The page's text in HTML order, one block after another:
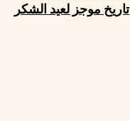
تاريخ موجز لعيد الشكر